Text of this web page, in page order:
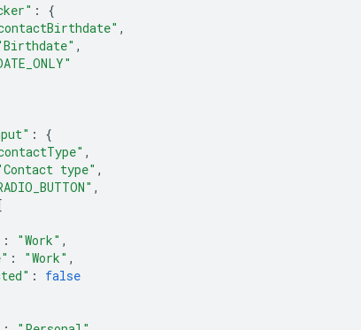
:
{
,
,
:
{
,
type" ,
,
: "Work" ,
: "Work" ,
:
false